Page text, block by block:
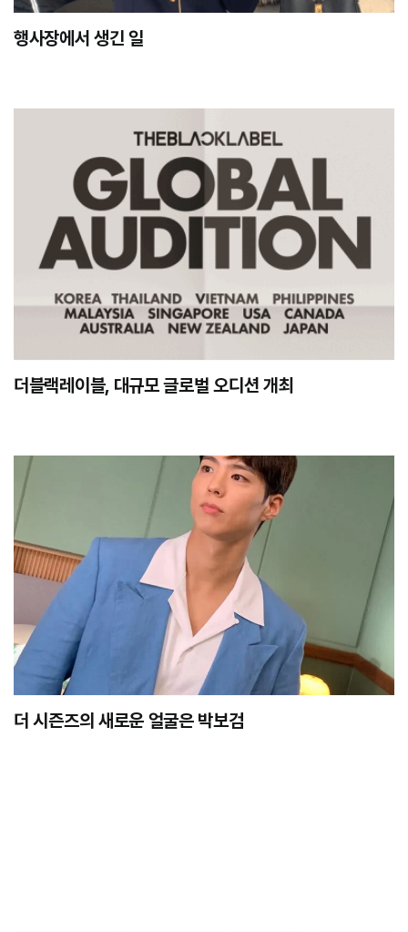
행사장에서 생긴 일
더블랙레이블, 대규모 글로벌 오디션 개최
더 시즌즈의 새로운 얼굴은 박보검